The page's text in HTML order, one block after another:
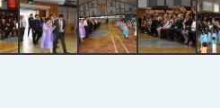
滿意政府外交表現，高度支持「總
總統以「韌性之島，希望之光」為題發表2026新